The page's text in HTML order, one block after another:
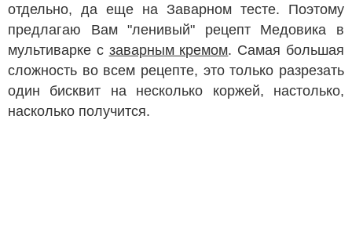
отдельно, да еще на Заварном тесте. Поэтому
предлагаю Вам "ленивый" рецепт Медовика в
мультиварке с заварным кремом. Самая большая
сложность во всем рецепте, это только разрезать
один бисквит на несколько коржей, настолько,
насколько получится.